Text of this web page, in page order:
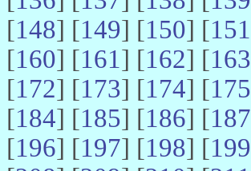
[148] [149] [150] [151
[160] [161] [162] [163
[172] [173] [174] [175
[184] [185] [186] [187
[196] [197] [198] [199